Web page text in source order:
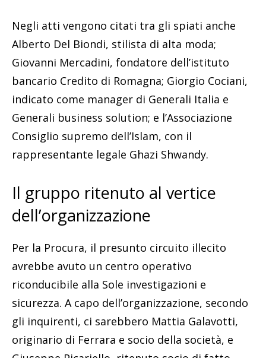
Negli atti vengono citati tra gli spiati anche
Alberto Del Biondi, stilista di alta moda;
Giovanni Mercadini, fondatore dell’istituto
bancario Credito di Romagna; Giorgio Cociani,
indicato come manager di Generali Italia e
Generali business solution; e l’Associazione
Consiglio supremo dell’Islam, con il
rappresentante legale Ghazi Shwandy.
Il gruppo ritenuto al vertice
dell’organizzazione
Per la Procura, il presunto circuito illecito
avrebbe avuto un centro operativo
riconducibile alla Sole investigazioni e
sicurezza. A capo dell’organizzazione, secondo
gli inquirenti, ci sarebbero Mattia Galavotti,
originario di Ferrara e socio della società, e